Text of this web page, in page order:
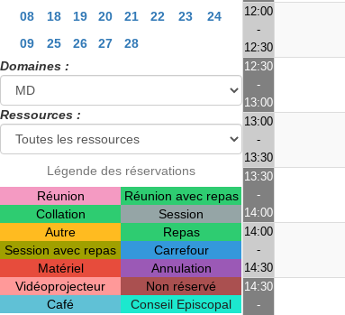
08
18 19 20 21 22 23
24
09
25 26 27
28
Domaines :
Ressources :
Légende des réservations
Réunion
Réunion avec repas
Collation
Session
Autre
Repas
Session avec repas
Carrefour
Matériel
Annulation
Vidéoprojecteur
Non réservé
Café
Conseil Episcopal
12:00
-
12:30
12:30
-
13:00
13:00
-
13:30
13:30
-
14:00
14:00
-
14:30
14:30
-